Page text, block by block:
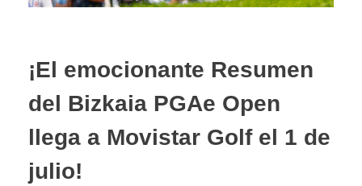
¡El emocionante Resumen
del Bizkaia PGAe Open
llega a Movistar Golf el 1 de
julio!